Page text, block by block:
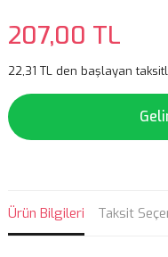
207,00 TL
22,31 TL den başlayan
Ürün Bilgileri Taksit